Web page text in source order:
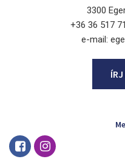
3300
+36 36 517
e-mail: